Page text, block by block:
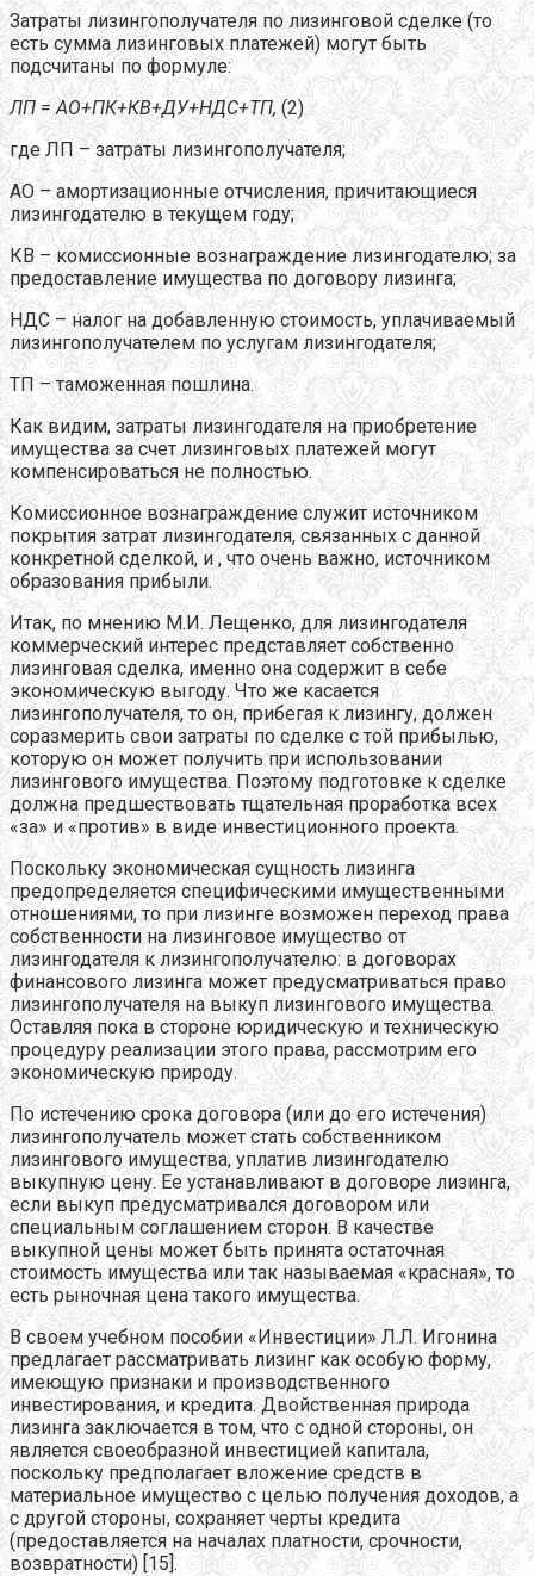
Затраты лизингополучателя по лизинговой сделке (то
есть сумма лизинговых платежей) могут быть
подсчитаны по формуле:
ЛП = АО+ПК+КВ+ДУ+НДС+ТП, (2)
где ЛП – затраты лизингополучателя;
АО – амортизационные отчисления, причитающиеся
лизингодателю в текущем году;
КВ – комиссионные вознаграждение лизингодателю; за
предоставление имущества по договору лизинга;
НДС – налог на добавленную стоимость, уплачиваемый
лизингополучателем по услугам лизингодателя;
ТП – таможенная пошлина.
Как видим, затраты лизингодателя на приобретение
имущества за счет лизинговых платежей могут
компенсироваться не полностью.
Комиссионное вознаграждение служит источником
покрытия затрат лизингодателя, связанных с данной
конкретной сделкой, и , что очень важно, источником
образования прибыли.
Итак, по мнению М.И. Лещенко, для лизингодателя
коммерческий интерес представляет собственно
лизинговая сделка, именно она содержит в себе
экономическую выгоду. Что же касается
лизингополучателя, то он, прибегая к лизингу, должен
соразмерить свои затраты по сделке с той прибылью,
которую он может получить при использовании
лизингового имущества. Поэтому подготовке к сделке
должна предшествовать тщательная проработка всех
«за» и «против» в виде инвестиционного проекта.
Поскольку экономическая сущность лизинга
предопределяется специфическими имущественными
отношениями, то при лизинге возможен переход права
собственности на лизинговое имущество от
лизингодателя к лизингополучателю: в договорах
финансового лизинга может предусматриваться право
лизингополучателя на выкуп лизингового имущества.
Оставляя пока в стороне юридическую и техническую
процедуру реализации этого права, рассмотрим его
экономическую природу.
По истечению срока договора (или до его истечения)
лизингополучатель может стать собственником
лизингового имущества, уплатив лизингодателю
выкупную цену. Ее устанавливают в договоре лизинга,
если выкуп предусматривался договором или
специальным соглашением сторон. В качестве
выкупной цены может быть принята остаточная
стоимость имущества или так называемая «красная», то
есть рыночная цена такого имущества.
В своем учебном пособии «Инвестиции» Л.Л. Игонина
предлагает рассматривать лизинг как особую форму,
имеющую признаки и производственного
инвестирования, и кредита. Двойственная природа
лизинга заключается в том, что с одной стороны, он
является своеобразной инвестицией капитала,
поскольку предполагает вложение средств в
материальное имущество с целью получения доходов, а
с другой стороны, сохраняет черты кредита
(предоставляется на началах платности, срочности,
возвратности) [15].